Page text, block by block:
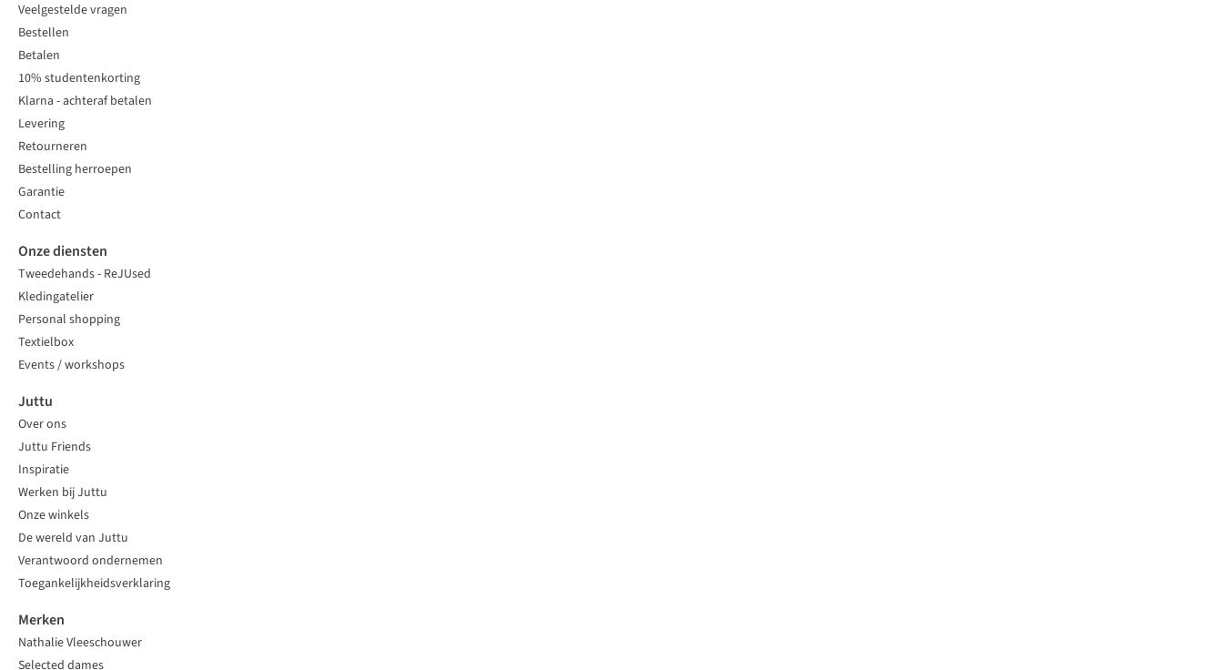
Veelgestelde vragen
Bestellen
Betalen
10% studentenkorting
Klarna - achteraf betalen
Levering
Retourneren
Bestelling herroepen
Garantie
Contact
Onze diensten
Tweedehands - ReJUsed
Kledingatelier
Personal shopping
Textielbox
Events / workshops
Juttu
Over ons
Juttu Friends
Inspiratie
Werken bij Juttu
Onze winkels
De wereld van Juttu
Verantwoord ondernemen
Toegankelijkheidsverklaring
Merken
Nathalie Vleeschouwer
Selected dames